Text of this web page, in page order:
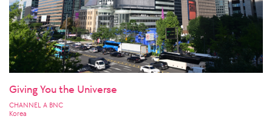
Giving You the Universe
CHANNEL A BNC
Korea